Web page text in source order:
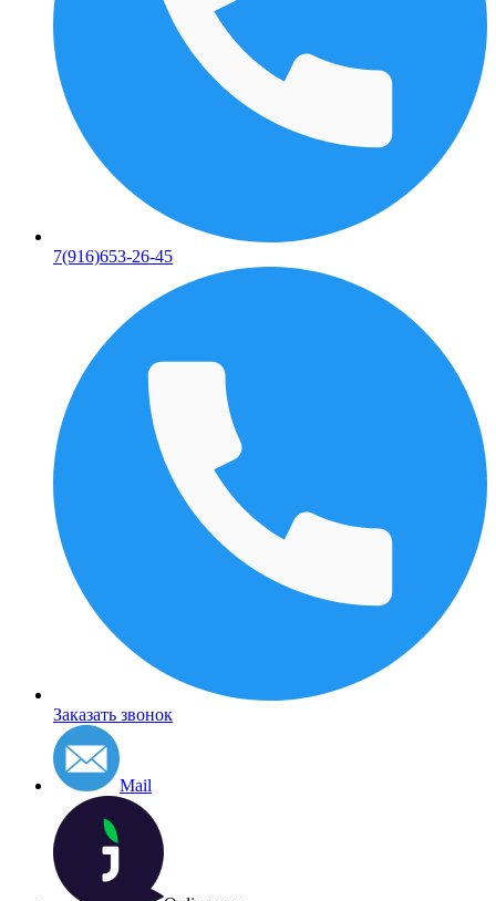
7(916)653-26-45
Заказать звонок
Mail